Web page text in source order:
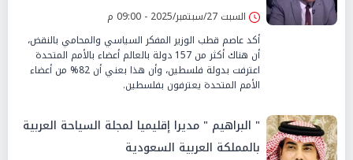
السبت 27/سبتمبر/2025 - 09:00 م
أكد عاصم قطب الوزير المفكر السياسي والمحامي بالنقض،
أن هناك أكثر من 157 دولة بالعالم أعضاء بالأمم المتحدة
اعترفت بدولة فلسطين، وأن هذا بعني أن 82% من أعضاء
الأمم المتحدة يعترفون بفلسطين.
" البراهيم " مديرا إقليميا لمجلة السياحة العربية
بالمملكة العربية السعودية